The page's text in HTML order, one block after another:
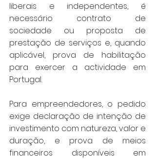
liberais e independentes, é
necessário contrato de
sociedade ou proposta de
prestação de serviços e, quando
aplicável, prova de habilitação
para exercer a actividade em
Portugal.
Para empreendedores, o pedido
exige declaração de intenção de
investimento com natureza, valor e
duração, e prova de meios
financeiros disponíveis em